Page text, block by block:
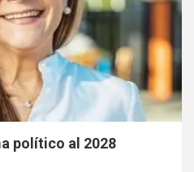
político al 2028